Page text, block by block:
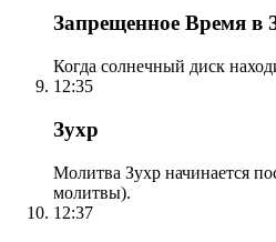
Запрещенное Время в
Когда солнечный диск
12:35
Зухр
Молитва Зухр начинается
молитвы).
12:37